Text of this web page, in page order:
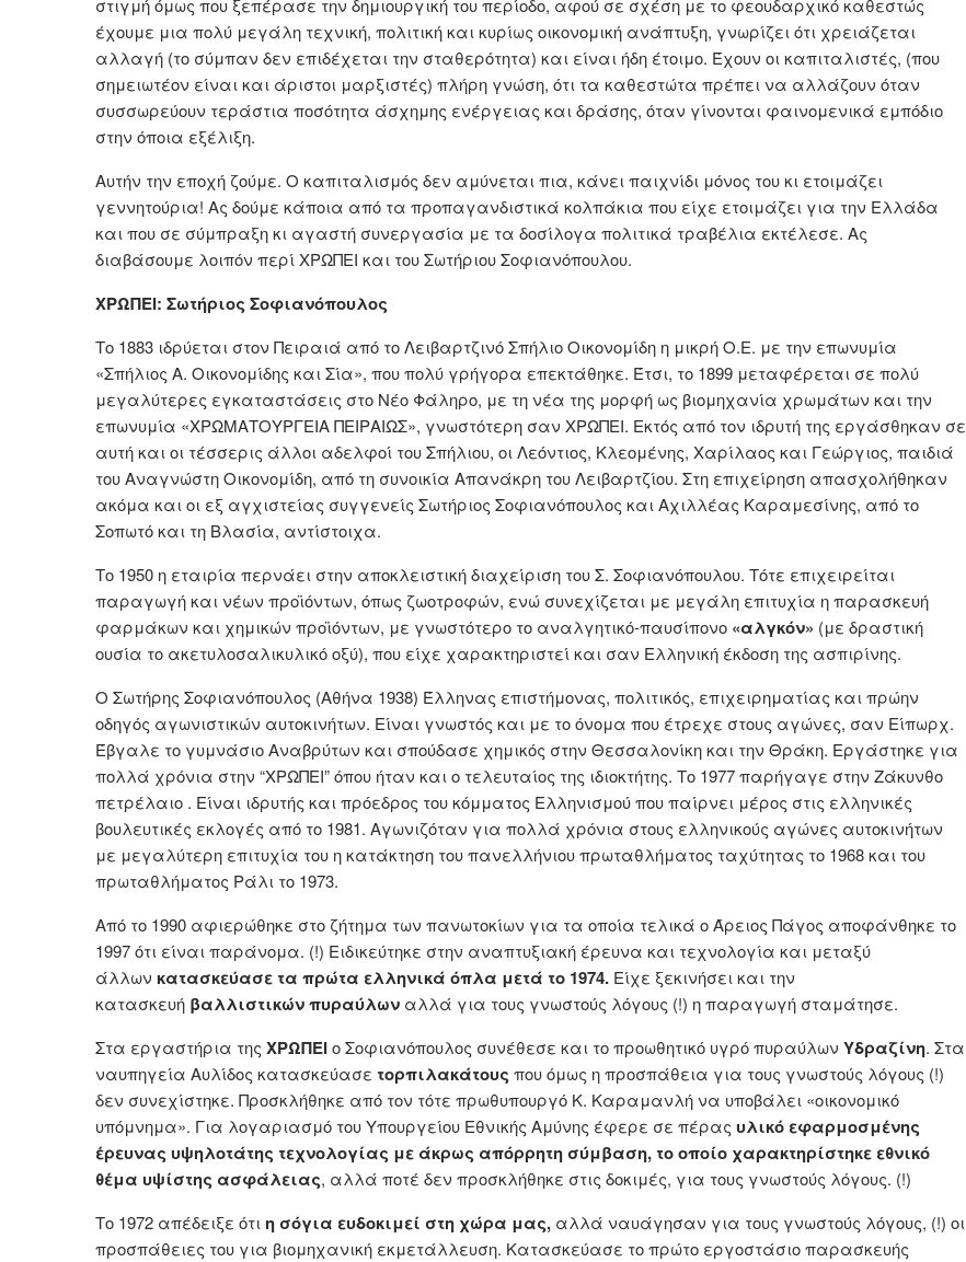
στιγμή όμως που ξεπέρασε την δημιουργική του περίοδο, αφού σε σχέση με το φεουδαρχικό καθεστώς
έχουμε μια πολύ μεγάλη τεχνική, πολιτική και κυρίως οικονομική ανάπτυξη, γνωρίζει ότι χρειάζεται
αλλαγή (το σύμπαν δεν επιδέχεται την σταθερότητα) και είναι ήδη έτοιμο. Έχουν οι καπιταλιστές, (που
σημειωτέον είναι και άριστοι μαρξιστές) πλήρη γνώση, ότι τα καθεστώτα πρέπει να αλλάζουν όταν
συσσωρεύουν τεράστια ποσότητα άσχημης ενέργειας και δράσης, όταν γίνονται φαινομενικά εμπόδιο
στην όποια εξέλιξη.
Αυτήν την εποχή ζούμε. Ο καπιταλισμός δεν αμύνεται πια, κάνει παιχνίδι μόνος του κι ετοιμάζει
γεννητούρια! Ας δούμε κάποια από τα προπαγανδιστικά κολπάκια που είχε ετοιμάζει για την Ελλάδα
και που σε σύμπραξη κι αγαστή συνεργασία με τα δοσίλογα πολιτικά τραβέλια εκτέλεσε. Ας
διαβάσουμε λοιπόν περί ΧΡΩΠΕΙ και του Σωτήριου Σοφιανόπουλου.
ΧΡΩΠΕΙ: Σωτήριος Σοφιανόπουλος
Το 1883 ιδρύεται στον Πειραιά από το Λειβαρτζινό Σπήλιο Οικονομίδη η μικρή Ο.Ε. με την επωνυμία
«Σπήλιος Α. Οικονομίδης και Σία», που πολύ γρήγορα επεκτάθηκε. Έτσι, το 1899 μεταφέρεται σε πολύ
μεγαλύτερες εγκαταστάσεις στο Νέο Φάληρο, με τη νέα της μορφή ως βιομηχανία χρωμάτων και την
επωνυμία «ΧΡΩΜΑΤΟΥΡΓΕΙΑ ΠΕΙΡΑΙΩΣ», γνωστότερη σαν ΧΡΩΠΕΙ. Εκτός από τον ιδρυτή της εργάσθηκαν σε
αυτή και οι τέσσερις άλλοι αδελφοί του Σπήλιου, οι Λεόντιος, Κλεομένης, Χαρίλαος και Γεώργιος, παιδιά
του Αναγνώστη Οικονομίδη, από τη συνοικία Απανάκρη του Λειβαρτζίου. Στη επιχείρηση απασχολήθηκαν
ακόμα και οι εξ αγχιστείας συγγενείς Σωτήριος Σοφιανόπουλος και Αχιλλέας Καραμεσίνης, από το
Σοπωτό και τη Βλασία, αντίστοιχα.
Το 1950 η εταιρία περνάει στην αποκλειστική διαχείριση του Σ. Σοφιανόπουλου. Τότε επιχειρείται
παραγωγή και νέων προϊόντων, όπως ζωοτροφών, ενώ συνεχίζεται με μεγάλη επιτυχία η παρασκευή
φαρμάκων και χημικών προϊόντων, με γνωστότερο το αναλγητικό-παυσίπονο «αλγκόν» (με δραστική
ουσία το ακετυλοσαλικυλικό οξύ), που είχε χαρακτηριστεί και σαν Ελληνική έκδοση της ασπιρίνης.
Ο Σωτήρης Σοφιανόπουλος (Αθήνα 1938) Έλληνας επιστήμονας, πολιτικός, επιχειρηματίας και πρώην
οδηγός αγωνιστικών αυτοκινήτων. Είναι γνωστός και με το όνομα που έτρεχε στους αγώνες, σαν Είπωρχ.
Έβγαλε το γυμνάσιο Αναβρύτων και σπούδασε χημικός στην Θεσσαλονίκη και την Θράκη. Εργάστηκε για
πολλά χρόνια στην “ΧΡΩΠΕΙ” όπου ήταν και ο τελευταίος της ιδιοκτήτης. Το 1977 παρήγαγε στην Ζάκυνθο
πετρέλαιο . Είναι ιδρυτής και πρόεδρος του κόμματος Ελληνισμού που παίρνει μέρος στις ελληνικές
βουλευτικές εκλογές από το 1981. Αγωνιζόταν για πολλά χρόνια στους ελληνικούς αγώνες αυτοκινήτων
με μεγαλύτερη επιτυχία του η κατάκτηση του πανελλήνιου πρωταθλήματος ταχύτητας το 1968 και του
πρωταθλήματος Ράλι το 1973.
Από το 1990 αφιερώθηκε στο ζήτημα των πανωτοκίων για τα οποία τελικά ο Άρειος Πάγος αποφάνθηκε το
1997 ότι είναι παράνομα. (!) Ειδικεύτηκε στην αναπτυξιακή έρευνα και τεχνολογία και μεταξύ
άλλων κατασκεύασε τα πρώτα ελληνικά όπλα μετά το 1974. Είχε ξεκινήσει και την
κατασκευή βαλλιστικών πυραύλων αλλά για τους γνωστούς λόγους (!) η παραγωγή σταμάτησε.
Στα εργαστήρια της ΧΡΩΠΕΙο Σοφιανόπουλος συνέθεσε και το προωθητικό υγρό πυραύλων Υδραζίνη. Στα
ναυπηγεία Αυλίδος κατασκεύασε τορπιλακάτους που όμως η προσπάθεια για τους γνωστούς λόγους (!)
δεν συνεχίστηκε. Προσκλήθηκε από τον τότε πρωθυπουργό Κ. Καραμανλή να υποβάλει «οικονομικό
υπόμνημα». Για λογαριασμό του Υπουργείου Εθνικής Αμύνης έφερε σε πέρας υλικό εφαρμοσμένης
έρευνας υψηλοτάτης τεχνολογίας με άκρως απόρρητη σύμβαση, το οποίο χαρακτηρίστηκε εθνικό
θέμα υψίστης ασφάλειας, αλλά ποτέ δεν προσκλήθηκε στις δοκιμές, για τους γνωστούς λόγους. (!)
Το 1972 απέδειξε ότι η σόγια ευδοκιμεί στη χώρα μας, αλλά ναυάγησαν για τους γνωστούς λόγους, (!) οι
προσπάθειες του για βιομηχανική εκμετάλλευση. Κατασκεύασε το πρώτο εργοστάσιο παρασκευής